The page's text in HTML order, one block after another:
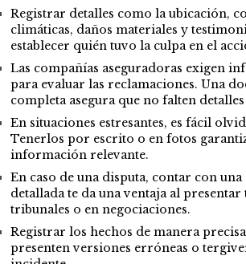
Registrar detalles como la ubicación,
climáticas, daños materiales y
establecer quién tuvo la culpa en el
Las compañías aseguradoras exigen
para evaluar las reclamaciones. Una
completa asegura que no falten
En situaciones estresantes, es fácil
Tenerlos por escrito o en fotos
información relevante.
En caso de una disputa, contar con
detallada te da una ventaja al presentar
tribunales o en negociaciones.
Registrar los hechos de manera
presenten versiones erróneas o